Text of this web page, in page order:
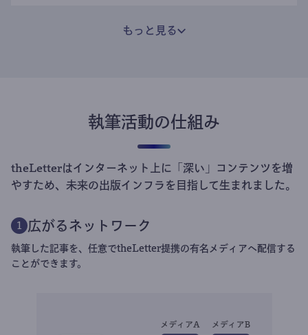
もっと見る
執筆活動の仕組み
theLetterはインターネット上に「深い」コンテンツを増
やすため、未来の出版インフラを目指して生まれました。
1 広がるネットワーク
執筆した記事を、任意でtheLetter提携の有名メディアへ配信する
ことができます。